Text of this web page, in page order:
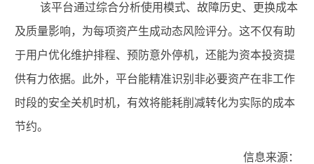
该平台通过综合分析使用模式、故障历史、更换成本
及质量影响，为每项资产生成动态风险评分。这不仅有助
于用户优化维护排程、预防意外停机，还能为资本投资提
供有力依据。此外，平台能精准识别非必要资产在非工作
时段的安全关机时机，有效将能耗削减转化为实际的成本
节约。
信息来源：